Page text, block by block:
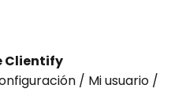
Clientify
/ Mi usuario /